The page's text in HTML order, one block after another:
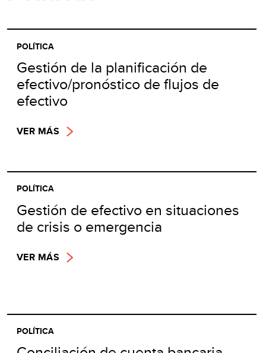
POLÍTICA
Gestión de la planificación de
efectivo/pronóstico de flujos de
efectivo
VER MÁS
POLÍTICA
Gestión de efectivo en situaciones
de crisis o emergencia
VER MÁS
POLÍTICA